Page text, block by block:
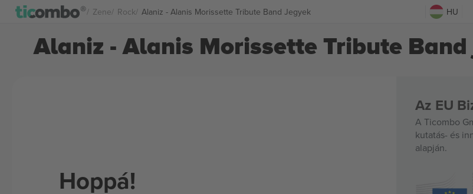
Zene Rock Alaniz - Alanis Morissette Tribute Band Jegyek HU
Alaniz - Alanis Morissette Tribute
Hoppá!
Az EU
A Ticombo
kutatás- és
alapján.